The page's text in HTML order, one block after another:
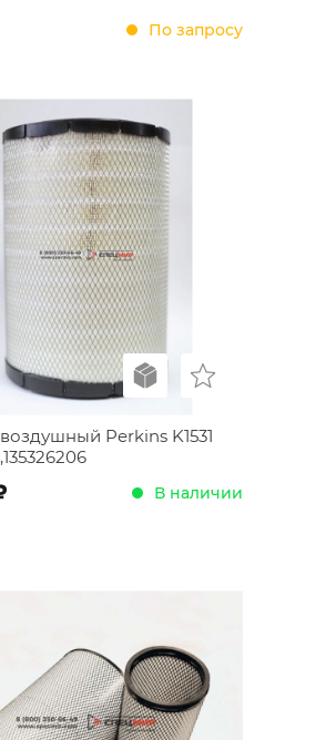
По запросу
Perkins K1531
В наличии